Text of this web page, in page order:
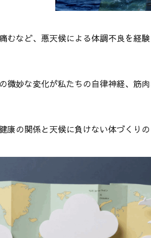
むなど、悪天候による体調不良を経
微妙な変化が私たちの自律神経、筋
の関係と天候に負けない体づくりの